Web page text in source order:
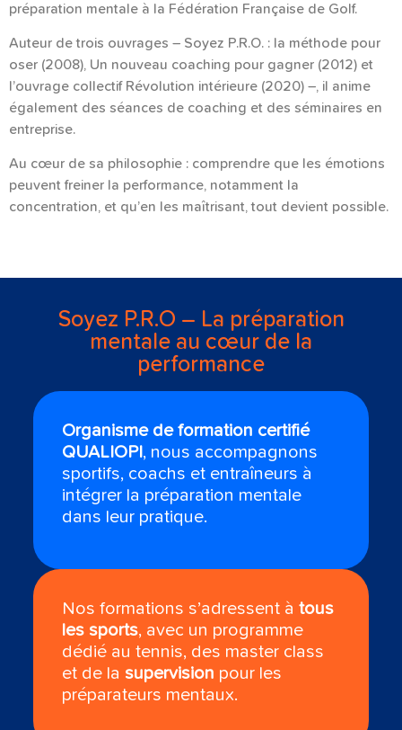
préparation mentale à la Fédération Française de Golf.
Auteur de trois ouvrages – Soyez P.R.O. : la méthode pour
oser (2008), Un nouveau coaching pour gagner (2012) et
l’ouvrage collectif Révolution intérieure (2020) –, il anime
également des séances de coaching et des séminaires en
entreprise.
Au cœur de sa philosophie : comprendre que les émotions
peuvent freiner la performance, notamment la
concentration, et qu’en les maîtrisant, tout devient possible.
Soyez P.R.O – La préparation
mentale au cœur de la
performance
Organisme de formation certifié
QUALIOPI, nous accompagnons
sportifs, coachs et entraîneurs à
intégrer la préparation mentale
dans leur pratique.
Nos formations s’adressent à tous
les sports, avec un programme
dédié au tennis, des master class
et de la supervision pour les
préparateurs mentaux.